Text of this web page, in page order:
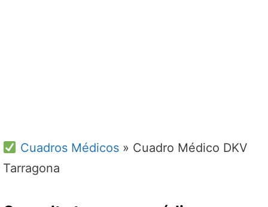
Cuadros Médicos» Cuadro Médico DKV
Tarragona